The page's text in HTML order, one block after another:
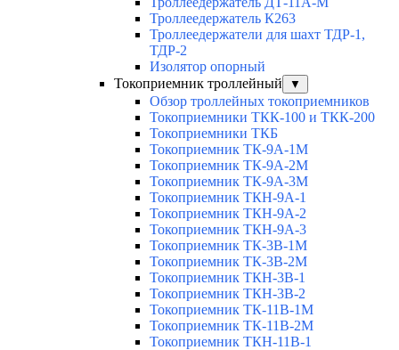
Троллеедержатель К263
Троллеедержатели для шахт ТДР-1,
ТДР-2
Изолятор опорный
Токоприемник троллейный
▼
Обзор троллейных токоприемников
Токоприемники ТКК-100 и ТКК-200
Токоприемники ТКБ
Токоприемник ТК-9А-1М
Токоприемник ТК-9А-2М
Токоприемник ТК-9А-3М
Токоприемник ТКН-9А-1
Токоприемник ТКН-9А-2
Токоприемник ТКН-9А-3
Токоприемник ТК-3В-1М
Токоприемник ТК-3В-2М
Токоприемник ТКН-3В-1
Токоприемник ТКН-3В-2
Токоприемник ТК-11В-1М
Токоприемник ТК-11В-2М
Токоприемник ТКН-11В-1